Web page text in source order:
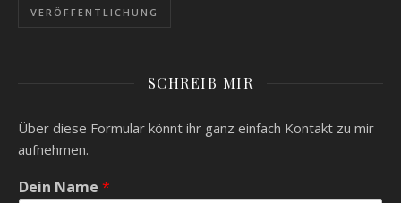
VERÖFFENTLICHUNG
SCHREIB MIR
Über diese Formular könnt ihr ganz einfach Kontakt zu mir
aufnehmen.
Dein Name *